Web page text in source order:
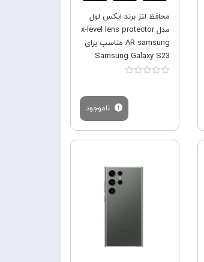
محافظ لنز برند ایکس لول
مدل x-level lens protector
AR samsung مناسب برای
Samsung Galaxy S23
Ultra
ناموجود